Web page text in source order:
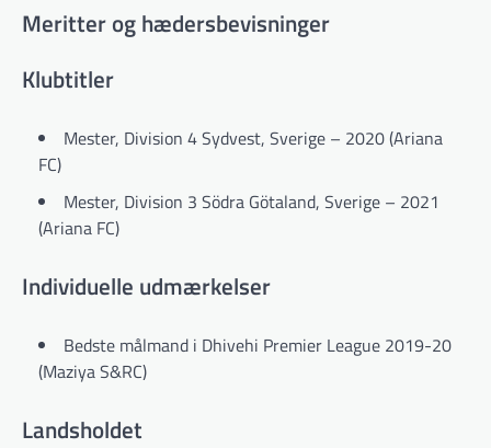
Meritter og hædersbevisninger
Klubtitler
Mester, Division 4 Sydvest, Sverige – 2020 (Ariana
FC)
Mester, Division 3 Södra Götaland, Sverige – 2021
(Ariana FC)
Individuelle udmærkelser
Bedste målmand i Dhivehi Premier League 2019-20
(Maziya S&RC)
Landsholdet